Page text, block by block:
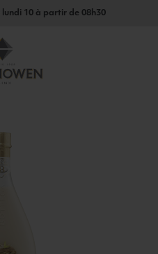
lundi 10 à partir de 08h30